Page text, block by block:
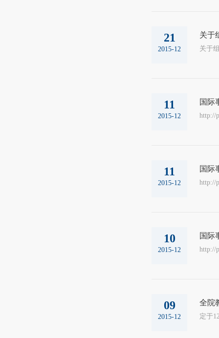
21
2015-12
关于
关于
11
2015-12
国际
http://
11
2015-12
国际
http://
10
2015-12
国际
http://
09
2015-12
全院
定于